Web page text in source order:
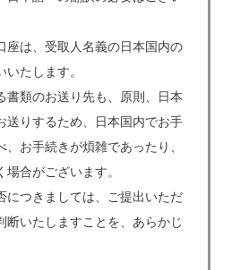
座は、受取人名義の日本国内の
たします。
書類のお送り先も、原則、日本
送りするため、日本国内でお手
お手続きが煩雑であったり、
合がございます。
つきましては、ご提出いただ
断いたしますことを、あらかじ